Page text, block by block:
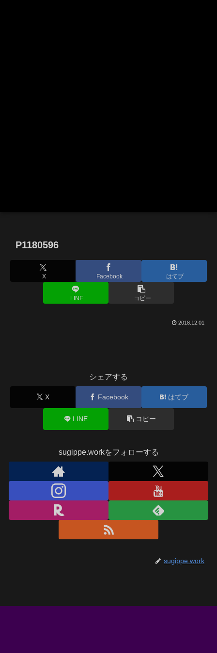
P1180596
X Facebook はてブ
LINE コピー
2018.12.01
シェアする
X Facebook はてブ
LINE コピー
sugippe.workをフォローする
sugippe.work